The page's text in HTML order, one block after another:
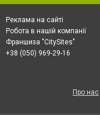
Реклама на сайті
Робота в нашій компанії
Франшиза "CitySites"
+38 (050) 969-29-16
Про нас